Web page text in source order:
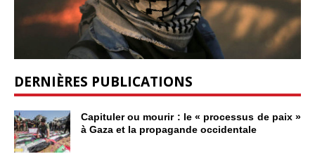
DERNIÈRES PUBLICATIONS
Capituler ou mourir : le « processus de paix »
à Gaza et la propagande occidentale